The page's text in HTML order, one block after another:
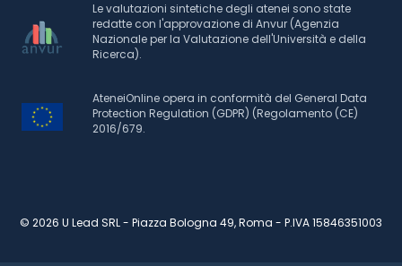
Le valutazioni sintetiche degli atenei sono state
redatte con l'approvazione di Anvur (Agenzia
Nazionale per la Valutazione dell'Università e della
Ricerca).
AteneiOnline opera in conformità del General Data
Protection Regulation (GDPR) (Regolamento (CE)
2016/679.
© 2026 U Lead SRL - Piazza Bologna 49, Roma - P.IVA 15846351003